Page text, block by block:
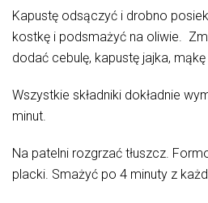
Kapustę odsączyć i drobno
kostkę i podsmażyć na oliwie.
dodać cebulę, kapustę jajka,
Wszystkie składniki dokładnie
minut.
Na patelni rozgrzać tłuszcz.
placki. Smażyć po 4 minuty z